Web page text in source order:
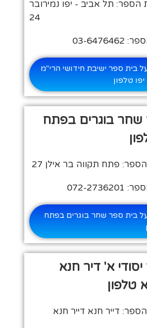
הספר: תל אביב - יפו נמירובר
24
בית ספר ישיבת חידושי הרי"מ
טלפון
בוגרים בפתח
פתח תקווה בר אילן 27
בית ספר שחר בוגרים בפתח
א' דיר חנא
טלפון
דייר חנא דייר חנא